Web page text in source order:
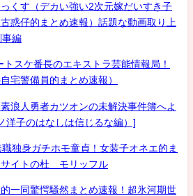
くす（デカい強い2次元嫁だいすき子
惑仔的まとめ速報）話題な動画取り上
事編
スケ番長のエキストラ芸能情報局！
宅警備員的まとめ速報）
浪人勇者カツオンの未解決事件簿へよ
洋子のはなしは信じるな編）]
身ガチホモ童貞！女装子オネエ的ま
サイトの杜 モリッフル
一同驚愕騒然まとめ速報！超氷河期世